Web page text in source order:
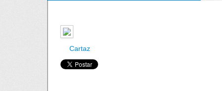
Cartaz